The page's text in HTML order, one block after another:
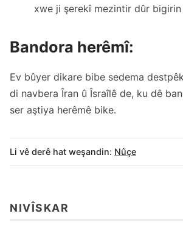
xwe ji şerekî mezintir dûr bigirin
Bandora herêmî:
Ev bûyer dikare bibe sedema
di navbera Îran û Îsraîlê de, ku dê
ser aştiya herêmê bike.
Li vê derê hat weşandin: Nûçe
NIVÎSKAR